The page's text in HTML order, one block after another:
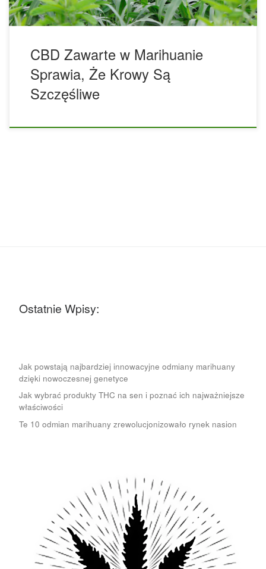
CBD Zawarte w Marihuanie
Sprawia, Że Krowy Są
Szczęśliwe
Ostatnie Wpisy:
Jak powstają najbardziej innowacyjne odmiany marihuany
dzięki nowoczesnej genetyce
Jak wybrać produkty THC na sen i poznać ich najważniejsze
właściwości
Te 10 odmian marihuany zrewolucjonizowało rynek nasion